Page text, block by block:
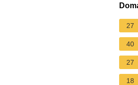
27
40
27
18